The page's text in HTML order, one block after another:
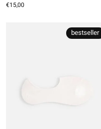
€15,00
bestseller